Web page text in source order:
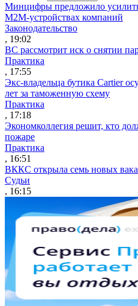
Минцифры предложило
M2M-устройствах компаний
Законодательство
, 19:02
ВС рассмотрит иск о снятии
Практика
, 17:55
Экс-владельца бутика Cartier
лет за таможенную схему
Практика
, 17:18
Экономколлегия решит, кто
пожаре
Практика
, 16:51
ВККС открыла семь новых
Судьи
, 16:15